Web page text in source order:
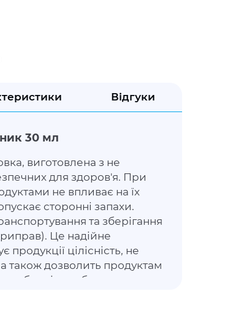
Відгуки
30 мл
виготовлена з не
для здоров'я. При
не впливає на їх
сторонні запахи.
та зберігання
Це надійне
продукції цілісність, не
також дозволить продуктам
зберегти
її можна придбати окремо –